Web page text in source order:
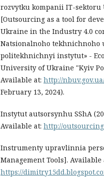
rozvytku kompanii IT-
[Outsourcing as a tool for
Ukraine in the Industry 4.0
Natsionalnoho tekhnichnoho
politekhnichnyi instytut» -
University of Ukraine "Kyiv
Available at: http://
February 13, 2024).
Instytut autsorsynhu SShA
Available at: http://
Instrumenty upravlinnia
Management Tools]. Available
https://